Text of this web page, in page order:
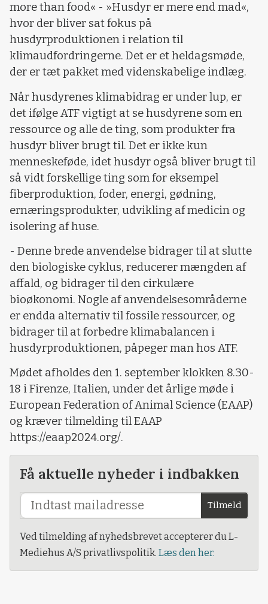
more than food« - »Husdyr er mere end mad«,
hvor der bliver sat fokus på
husdyrproduktionen i relation til
klimaudfordringerne. Det er et heldagsmøde,
der er tæt pakket med videnskabelige indlæg.
Når husdyrenes klimabidrag er under lup, er
det ifølge ATF vigtigt at se husdyrene som en
ressource og alle de ting, som produkter fra
husdyr bliver brugt til. Det er ikke kun
menneskeføde, idet husdyr også bliver brugt til
så vidt forskellige ting som for eksempel
fiberproduktion, foder, energi, gødning,
ernæringsprodukter, udvikling af medicin og
isolering af huse.
- Denne brede anvendelse bidrager til at slutte
den biologiske cyklus, reducerer mængden af
affald, og bidrager til den cirkulære
bioøkonomi. Nogle af anvendelsesområderne
er endda alternativ til fossile ressourcer, og
bidrager til at forbedre klimabalancen i
husdyrproduktionen, påpeger man hos ATF.
Mødet afholdes den 1. september klokken 8.30-
18 i Firenze, Italien, under det årlige møde i
European Federation of Animal Science (EAAP)
og kræver tilmelding til EAAP
https://eaap2024.org/.
Få aktuelle nyheder i indbakken
Tilmeld
Ved tilmelding af nyhedsbrevet accepterer du L-
Mediehus A/S privatlivspolitik. Læs den her.